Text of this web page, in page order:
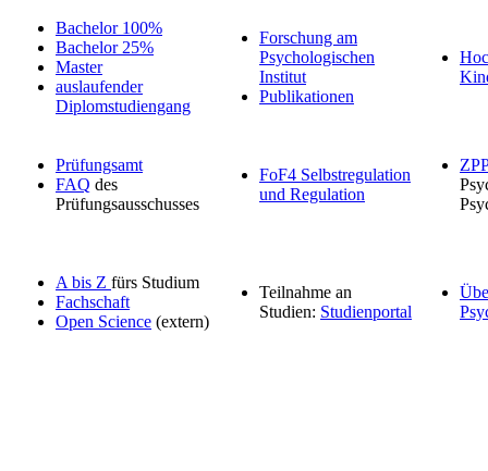
Bachelor 100%
Bachelor 25%
Master
auslaufender
Diplomstudiengang
Forschung am
Psychologischen
Institut
Publikationen
Prüfungsamt
FAQ des
Prüfungsausschusses
FoF4 Selbstregulation
und Regulation
ZPP
A bis Z fürs Studium
Fachschaft
Open Science (extern)
Teilnahme an
Studien: Studienportal